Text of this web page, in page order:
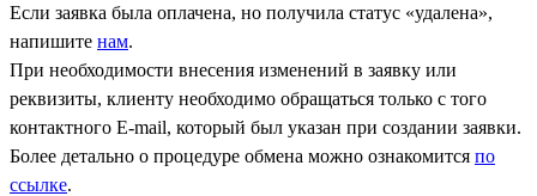
Если заявка была оплачена, но получила статус «удалена»,
напишите нам.
При необходимости внесения изменений в заявку или
реквизиты, клиенту необходимо обращаться только с того
контактного Е-mail, который был указан при создании заявки.
Более детально о процедуре обмена можно ознакомится по
ссылке.